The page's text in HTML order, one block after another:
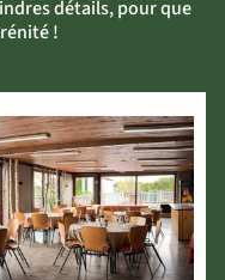
détails, pour que
!